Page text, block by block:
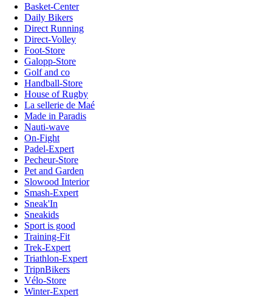
Basket-Center
Daily Bikers
Direct Running
Direct-Volley
Foot-Store
Galopp-Store
Golf and co
Handball-Store
House of Rugby
La sellerie de Maé
Made in Paradis
Nauti-wave
On-Fight
Padel-Expert
Pecheur-Store
Pet and Garden
Slowood Interior
Smash-Expert
Sneak'In
Sneakids
Sport is good
Training-Fit
Trek-Expert
Triathlon-Expert
TripnBikers
Vélo-Store
Winter-Expert